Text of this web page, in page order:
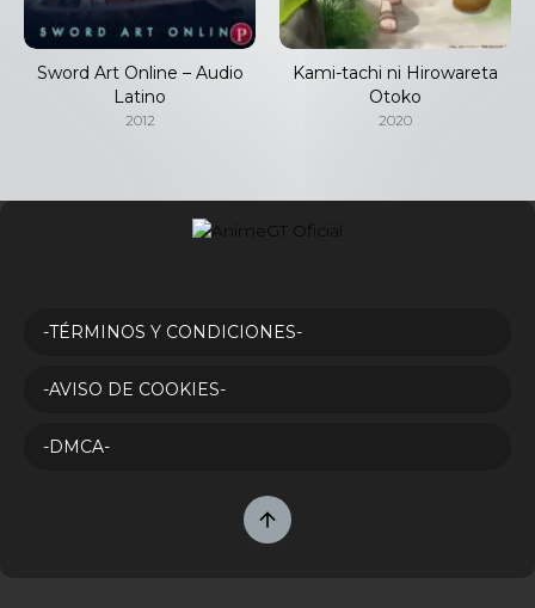
Sword Art Online – Audio
Latino
2012
Kami-tachi ni Hirowareta
Otoko
2020
-TÉRMINOS Y CONDICIONES-
-AVISO DE COOKIES-
-DMCA-